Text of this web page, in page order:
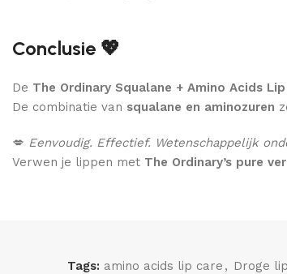
Conclusie 💖
De The Ordinary Squalane + Amino Acids
De combinatie van squalane en aminozuren
💋 Eenvoudig. Effectief. Wetenschappelijk
Verwen je lippen met The Ordinary’s pure
Tags: amino acids lip care , Droge